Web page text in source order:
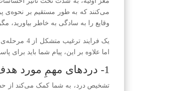
می‌کنند که به طور مستقیم بر نحوه‌ی
وقایع را به سادگی به خاطر بیاورید،
اما علاوه بر این، پیام شما باید برای پاسخگویی به 3 سوال
1- دردهای مهمِ مورد هدف شما چه چیزهایی هستند؟
تشخیص درد، به شما کمک می‌کند از